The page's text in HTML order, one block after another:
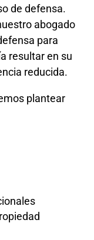
de defensa.
abogado
para
resultar en su
reducida.
plantear